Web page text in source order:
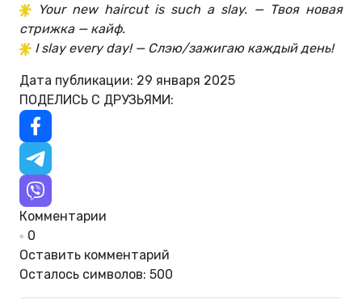
Your new haircut is such a slay. — Твоя новая
стрижка — кайф.
I slay every day! — Слэю/зажигаю каждый день!
Дата публикации: 29 января 2025
ПОДЕЛИСЬ С ДРУЗЬЯМИ:
Комментарии
0
Оставить комментарий
Осталось символов: 500